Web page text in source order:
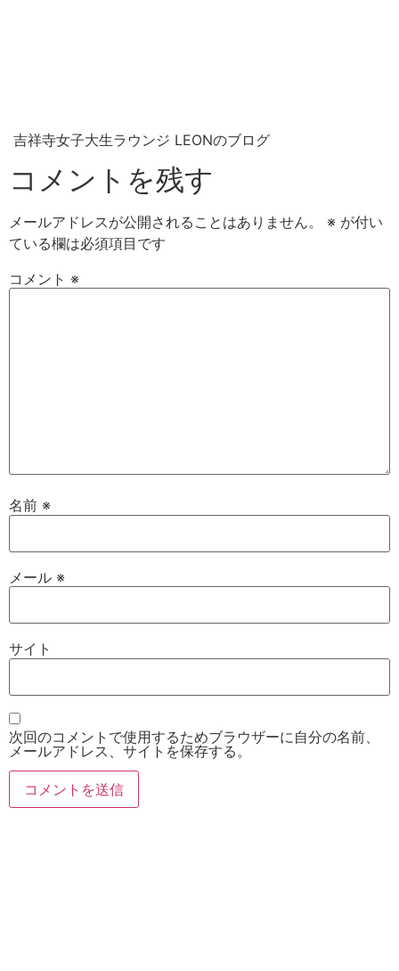
吉祥寺女子大生ラウンジ LEONのブログ
コメントを残す
メールアドレスが公開されることはありません。 ※ が付い
ている欄は必須項目です
コメント ※
名前 ※
メール ※
サイト
次回のコメントで使用するためブラウザーに自分の名前、
メールアドレス、サイトを保存する。